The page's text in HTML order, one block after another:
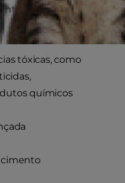
e a urina volte
tóxicas, como
químicos